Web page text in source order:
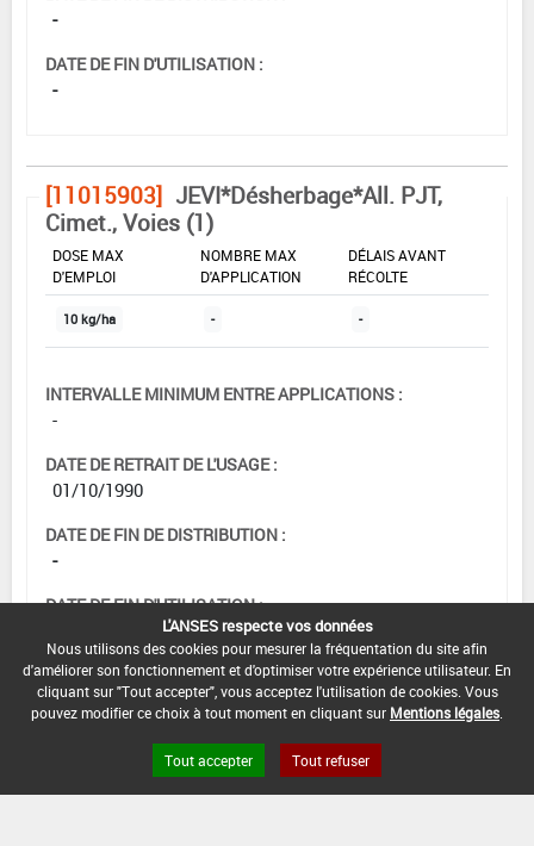
-
DATE DE FIN D'UTILISATION :
-
[11015903] JEVI*Désherbage*All. PJT,
Cimet., Voies (1)
DOSE MAX
D'EMPLOI
NOMBRE MAX
D'APPLICATION
DÉLAIS AVANT
RÉCOLTE
10 kg/ha - -
INTERVALLE MINIMUM ENTRE APPLICATIONS :
-
DATE DE RETRAIT DE L'USAGE :
01/10/1990
DATE DE FIN DE DISTRIBUTION :
-
DATE DE FIN D'UTILISATION :
L'ANSES respecte vos données
Nous utilisons des cookies pour mesurer la fréquentation du site afin
d'améliorer son fonctionnement et d'optimiser votre expérience utilisateur. En
cliquant sur "Tout accepter", vous acceptez l'utilisation de cookies. Vous
pouvez modifier ce choix à tout moment en cliquant sur Mentions légales
Tout accepter Tout refuser